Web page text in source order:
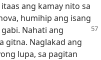
ang kamay nito sa
humihip ang isang
Nahati ang
gitna. Naglakad ang
lupa, sa pagitan